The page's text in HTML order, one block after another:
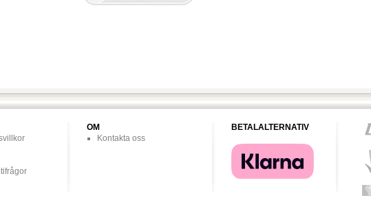
OM
Kontakta oss
BETALALTERNATIV